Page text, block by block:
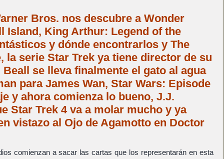
Bros. nos descubre a Wonder
Island, King Arthur: Legend of the
y dónde encontrarlos y The
la serie Star Trek ya tiene director de su
se lleva finalmente el gato al agua
para James Wan, Star Wars: Episode
y ahora comienza lo bueno, J.J.
Star Trek 4 va a molar mucho y ya
vistazo al Ojo de Agamotto en Doctor
comienzan a sacar las cartas que los representarán en esta